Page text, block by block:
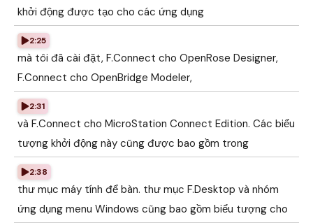
khởi động được tạo cho các ứng dụng
2:25
mà tôi đã cài đặt, F.Connect cho OpenRose Designer,
F.Connect cho OpenBridge Modeler,
2:31
và F.Connect cho MicroStation Connect Edition. Các biểu
tượng khởi động này cũng được bao gồm trong
2:38
thư mục máy tính để bàn. thư mục F.Desktop và nhóm
ứng dụng menu Windows cũng bao gồm biểu tượng cho